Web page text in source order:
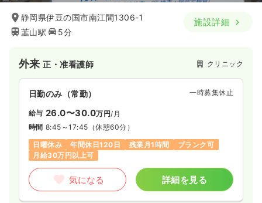
静岡県伊豆の国市南江間1306-1
韮山駅
5分
施設詳細
外来正・准看護師 クリニック
日勤のみ（常勤） 一時募集休止
給与 26.0〜30.0万円/月
時間 8:45～17:45 （休憩60分）
日曜休み
年間休日120日 残業月1時間
ブランク可
月給30万円以上可
気になる 詳細を見る